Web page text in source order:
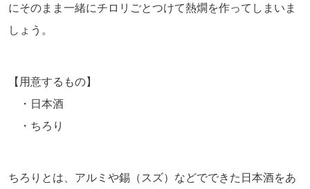
にそのまま一緒にチロリごとつけて熱燗を作ってしまいま
しょう。
【用意するもの】
・日本酒
・ちろり
ちろりとは、アルミや錫（スズ）などでできた日本酒をあ